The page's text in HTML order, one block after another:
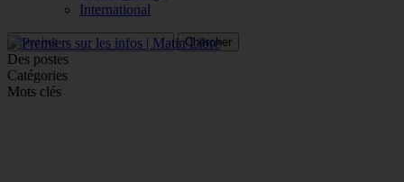
International
Des postes
Catégories
Mots clés